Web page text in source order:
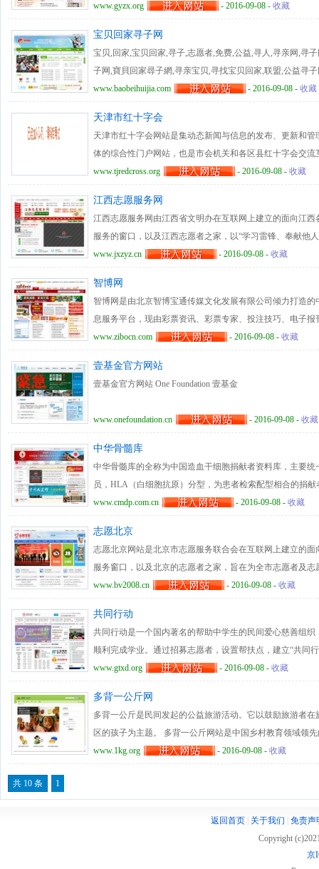
下开展公益活动，传递正能量、帮贫济困，为实现伟大中
者视频、留言等主要栏目，服务范围主要包括助学、济困
www.gyzx.org - 2016-09-08 - 收藏
宝贝回家寻子网
宝贝,回家,宝贝回家,寻子,志愿者,免费,公益,寻人,寻亲网,寻
子网,寶貝回家尋子網,寻亲宝贝,寻找宝贝回家,联盟,公益寻子
www.baobeihuijia.com
- 2016-09-08 - 收藏
天津市红十字会
天津市红十字会网站是集动态新闻与信息的发布、更新和
体的综合性门户网站，也是市会机关和各区县红十字会交
十字组织影响力，推动红十字事业又好又快发展。天津市
公效率，为红十字会系统提供了方便快捷的工作方式。
www.tjredcross.org - 2016-09-08 - 收藏
江西志愿服务网
江西志愿服务网由江西省文明办在互联网上建立的面向江
服务的窗口，以及江西志愿者之家，以“学习雷锋、奉献他
制度化、常态化建设，为改善社会风气和人际关系，以及
愿服务管理系统”是积极探索志愿服务网络信息化管理工作
目、特殊群体等相关信息的收集、反馈、处理的方式，着
现任务制定和分配、信息采集和传播，以及招募、审核、
析、合作、共享等新网络管理运营模式。
www.jxzyz.cn - 2016-09-08 - 收藏
智博网
智博网是由北京智博宝通传媒文化发展有限公司倾力打造
息服务平台，现由彩票资讯、彩票专家、投注技巧、电子
凭借专业、原创、及时、互动的优势，通过网站平台和各
www.zibocn.com - 2016-09-08 - 收藏
壹基金官方网站
壹基金官方网站 One Foundation 壹基金
www.onefoundation.cn - 2016-09-08 - 收藏
中华骨髓库
中华骨髓库的全称为中国造血干细胞捐献者资料库，主要
员，HLA（白细胞抗原）分型，为患者检索配型相合的捐
准建立的“中国非血缘关系骨髓移植供者资料检索库”。中
开展采集造血干细胞相关服务以及捐献者和移植后患者的随
www.cmdp.com.cn - 2016-09-08 - 收藏
志愿北京
志愿北京网站是北京市志愿服务联合会在互联网上建立的
服务窗口，以及北京的志愿者之家，旨在为全市志愿者及
服务记录等服务，并同步展示全市志愿服务动态，对优秀
合作、研究培训、在线课堂、党团建设等主要栏目，利用
志愿服务，为公众参与志愿服务和获得志愿服务提供了便
交流提供了必要保障。
www.bv2008.cn - 2016-09-08 - 收藏
共同行动
共同行动是一个国内著名的帮助中学生的民间爱心慈善组
顺利完成学业。通过招募志愿者，设置帮扶点，建立“共同
校、慈善组织和学生个人及家庭的力量，共同行动起来。
以通过该爱心平台，对帮扶点内的帮扶学生进行资助。
www.gtxd.org - 2016-09-08 - 收藏
多背一公斤网
多背一公斤是民间发起的公益旅游活动。它以鼓励旅游者
区的孩子为主题。 多背一公斤网站是中国乡村教育领域领
众在旅行途中探访乡村学校、传递物资和知识、并收集学
CCTV慈善导航最具创新力大奖等荣誉。 多背一公斤的品
限公司负责。爱聚（北京）咨询有限公司是一个创新的社
www.1kg.org - 2016-09-08 - 收藏
共 10 条 1
返回首页| 关于我们
免责声
Copyright
京